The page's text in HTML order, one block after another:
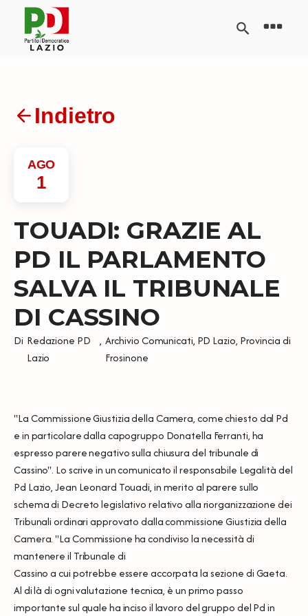
Indietro
AGO
1
TOUADI: GRAZIE AL
PD IL PARLAMENTO
SALVA IL TRIBUNALE
DI CASSINO
Di Redazione PD
Lazio
, Archivio Comunicati, PD Lazio, Provincia di
Frosinone
"La Commissione Giustizia della Camera, come chiesto dal Pd
e in particolare dalla capogruppo Donatella Ferranti, ha
espresso parere negativo sulla chiusura del tribunale di
Cassino". Lo scrive in un comunicato il responsabile Legalità del
Pd Lazio, Jean Leonard Touadi, in merito al parere sullo
schema di Decreto legislativo relativo alla riorganizzazione dei
Tribunali ordinari approvato dalla commissione Giustizia della
Camera. "La Commissione ha condiviso la necessità di
mantenere il Tribunale di
Cassino a cui potrebbe essere accorpata la sezione di Gaeta.
Al di là di ogni valutazione tecnica, è un primo passo
importante sul quale ha inciso il lavoro del gruppo del Pd in